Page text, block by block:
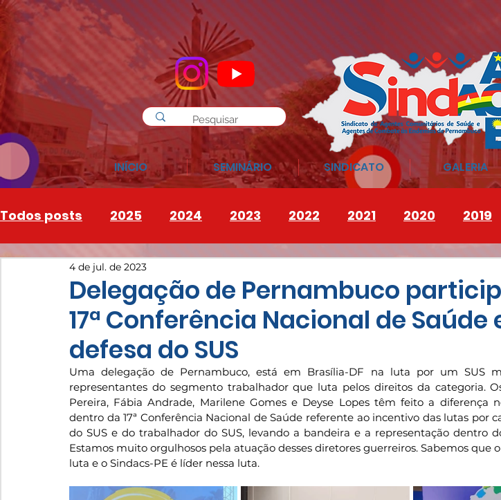
INÍCIO SEMINÁRIO SINDICATO GALERIA
Todos posts 2025 2024 2023 2022 2021 2020 2019
INSTAGRAM 2026
Delegação de Pernambuco
17ª Conferência Nacional de Saúde
defesa do SUS
4 de jul. de 2023
Uma delegação de Pernambuco, está em Brasília-DF na luta por um SUS
representantes do segmento trabalhador que luta pelos direitos da categoria.
Pereira, Fábia Andrade, Marilene Gomes e Deyse Lopes têm feito a diferença
dentro da 17ª Conferência Nacional de Saúde referente ao incentivo das lutas por
do SUS e do trabalhador do SUS, levando a bandeira e a representação dentro
Estamos muito orgulhosos pela atuação desses diretores guerreiros. Sabemos que o
luta e o Sindacs-PE é líder nessa luta.